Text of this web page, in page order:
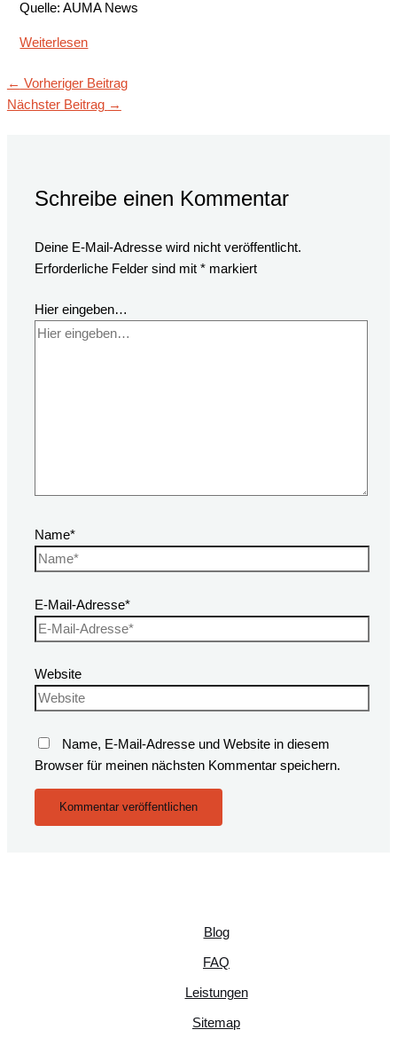
Quelle: AUMA News
Weiterlesen
← Vorheriger Beitrag
Nächster Beitrag →
Schreibe einen Kommentar
Deine E-Mail-Adresse wird nicht veröffentlicht.
Erforderliche Felder sind mit* markiert
Hier eingeben…
Name*
E-Mail-Adresse*
Website
Name, E-Mail-Adresse und Website in diesem
Browser für meinen nächsten Kommentar speichern.
Blog
FAQ
Leistungen
Sitemap